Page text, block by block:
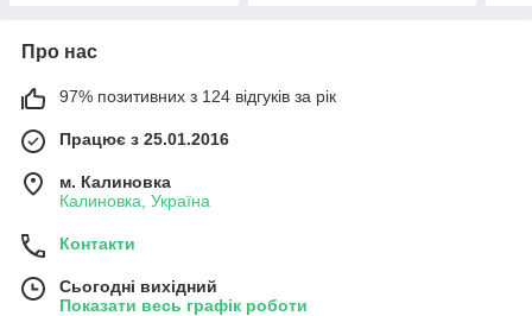
Про нас
97% позитивних з 124 відгуків за рік
Працює з 25.01.2016
м. Калиновка
Калиновка, Україна
Контакти
Сьогодні вихідний
Показати весь графік роботи